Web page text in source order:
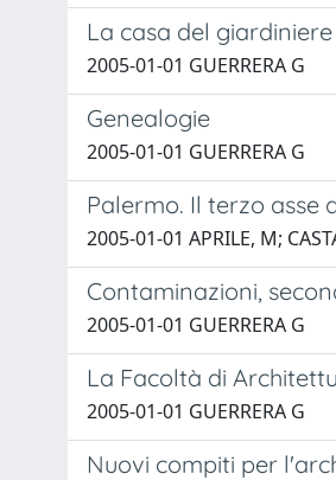
La casa del
2005-01-01 GUERRERA G
Genealogie
2005-01-01 GUERRERA G
Palermo. Il terzo asse
2005-01-01 APRILE, M;
Contaminazioni,
2005-01-01 GUERRERA G
La Facoltà di
2005-01-01 GUERRERA G
Nuovi compiti per